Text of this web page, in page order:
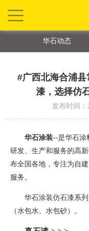
华石动态
#广西北海合浦
漆，选择仿
发布时间
华石涂装--是华石涂
研发、生产和服务的高
布全国各地，专注为自
服务。
华石涂装仿石漆系
（水包水、水包砂）。